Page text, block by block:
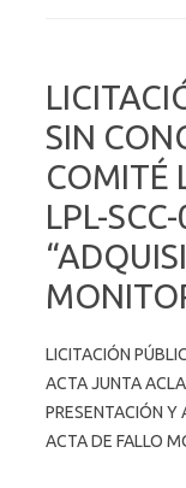
SIN
COMITÉ
LPL-
LICITACIÓN
ACTA JUNTA
PRESENTACIÓN Y
ACTA DE FALLO